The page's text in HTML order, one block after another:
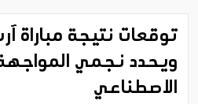
توقعات نتيجة مباراة
ويحدد نجمي المواجهة
الاصطناعي